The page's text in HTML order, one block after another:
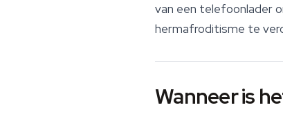
van een telefoonlader
hermafroditisme te
Wanneer is